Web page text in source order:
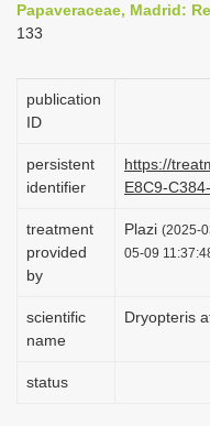
Papaveraceae, Madrid:
133
publication
ID
persistent
identifier
https://
E8C9-
treatment
provided
by
Plazi (2025-
05-09
scientific
name
Dryopteris
status